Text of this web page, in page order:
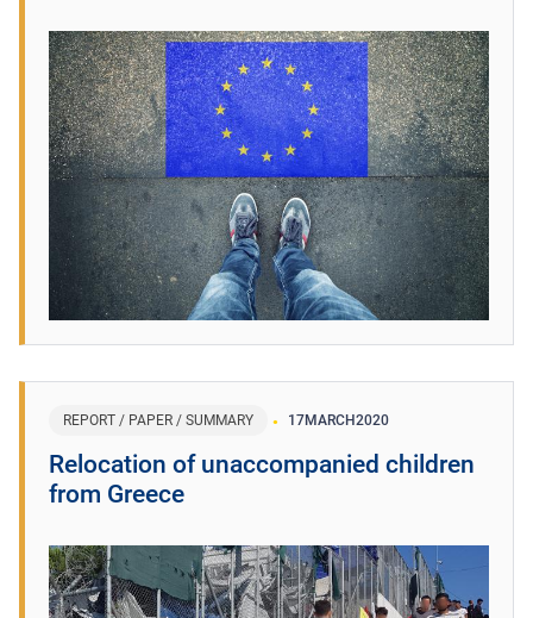
REPORT / PAPER / SUMMARY 17MARCH2020
Relocation of unaccompanied children
from Greece